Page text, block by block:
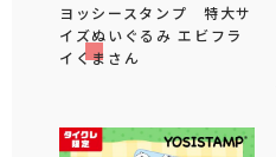
ヨッシースタンプ 特大サ
イズぬいぐるみ エビフラ
イくまさん